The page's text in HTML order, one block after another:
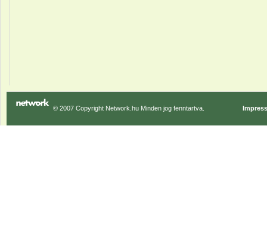
© 2007 Copyright Network.hu Minden jog fenntartva.